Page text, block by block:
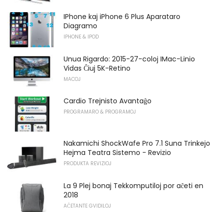
IPhone kaj iPhone 6 Plus Aparataro
Diagramo
IPHONE & IPOD
Unua Rigardo: 2015-27-coloj IMac-Linio
Vidas Ĉiuj 5K-Retino
MACOJ
Cardio Trejnisto Avantaĝo
PROGRAMARO & PROGRAMOJ
Nakamichi ShockWafe Pro 7.1 Suna Trinkejo
Hejma Teatra Sistemo - Revizio
PRODUKTA REVIZIOJ
La 9 Plej bonaj Tekkomputiloj por aĉeti en
2018
AĈETANTE GVIDILOJ